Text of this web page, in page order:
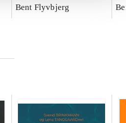
konkretes videnskab
Bent Flyvbjerg